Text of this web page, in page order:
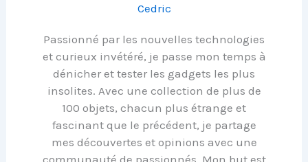
Cedric
Passionné par les nouvelles technologies
et curieux invétéré, je passe mon temps à
dénicher et tester les gadgets les plus
insolites. Avec une collection de plus de
100 objets, chacun plus étrange et
fascinant que le précédent, je partage
mes découvertes et opinions avec une
communauté de passionnés. Mon but est